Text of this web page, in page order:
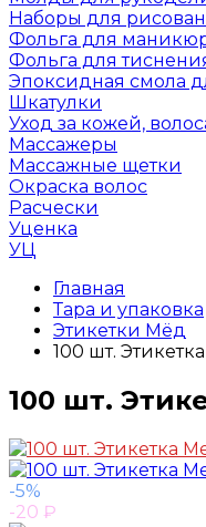
Наборы для
Фольга для
Фольга для
Эпоксидная смола
Шкатулки
Уход за кожей,
Массажеры
Массажные щетки
Окраска волос
Расчески
Уценка
УЦ
Главная
Тара и упаковка
Этикетки Мёд
100 шт.
100 шт.
-5%
-20 ₽